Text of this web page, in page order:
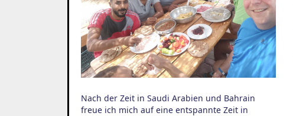
Nach der Zeit in Saudi Arabien und Bahrain
freue ich mich auf eine entspannte Zeit in